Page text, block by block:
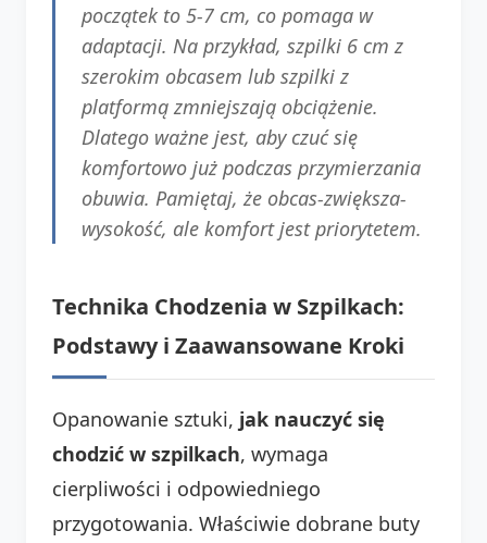
początek to 5-7 cm, co pomaga w
adaptacji. Na przykład, szpilki 6 cm z
szerokim obcasem lub szpilki z
platformą zmniejszają obciążenie.
Dlatego ważne jest, aby czuć się
komfortowo już podczas przymierzania
obuwia. Pamiętaj, że obcas-zwiększa-
wysokość, ale komfort jest priorytetem.
Technika Chodzenia w Szpilkach:
Podstawy i Zaawansowane Kroki
Opanowanie sztuki, jak nauczyć się
chodzić w szpilkach, wymaga
cierpliwości i odpowiedniego
przygotowania. Właściwie dobrane buty